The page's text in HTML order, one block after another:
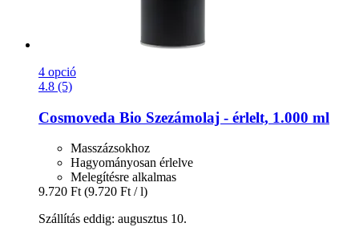
4 opció
4.8 (5)
Cosmoveda Bio Szezámolaj -​ érlelt, 1.000 ml
Masszázsokhoz
Hagyományosan érlelve
Melegítésre alkalmas
9.720 Ft (9.720 Ft / l)
Szállítás eddig: augusztus 10.